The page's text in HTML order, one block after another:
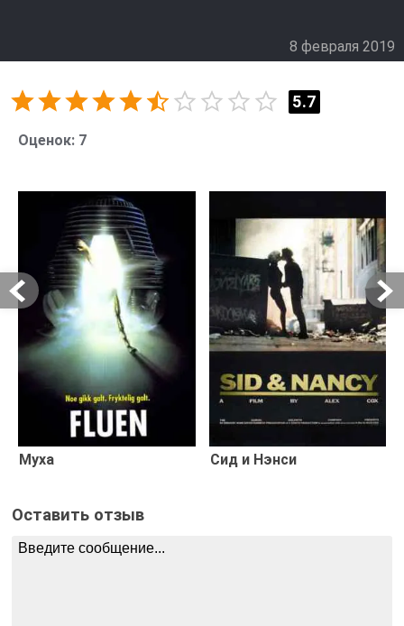
8 февраля 2019
5.7
Оценок: 7
Муха Сид и Нэнси
Оставить отзыв